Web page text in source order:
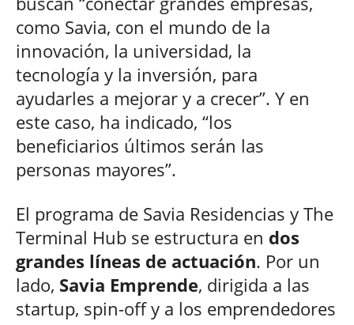
como Savia, con el mundo de la
innovación, la universidad, la
tecnología y la inversión, para
ayudarles a mejorar y a crecer”. Y en
este caso, ha indicado, “los
beneficiarios últimos serán las
personas mayores”.
El programa de Savia Residencias y The
Terminal Hub se estructura en dos
grandes líneas de actuación. Por un
lado, Savia Emprende, dirigida a las
startup, spin-off y a los emprendedores